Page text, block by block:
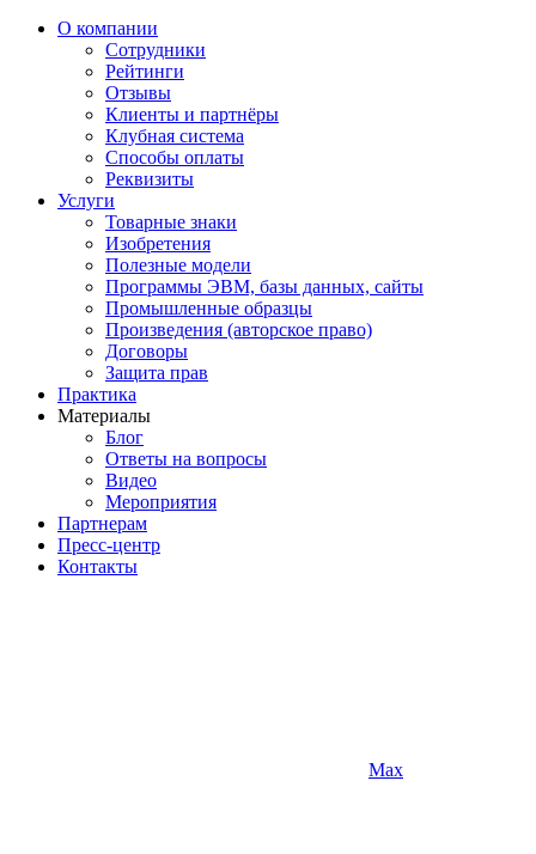
О компании
Сотрудники
Рейтинги
Отзывы
Клиенты и партнёры
Клубная система
Способы оплаты
Реквизиты
Услуги
Товарные знаки
Изобретения
Полезные модели
Программы ЭВМ, базы данных, сайты
Промышленные образцы
Произведения (авторское право)
Договоры
Защита прав
Практика
Материалы
Блог
Ответы на вопросы
Видео
Мероприятия
Партнерам
Пресс-центр
Контакты
Max